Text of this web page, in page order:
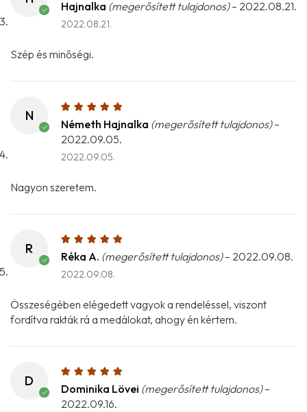
Hajnalka (megerősített tulajdonos) – 2022.08.21.
2022.08.21.
Szép és minőségi.
N
Németh Hajnalka (megerősített tulajdonos) –
2022.09.05.
2022.09.05.
Nagyon szeretem.
R
Réka A. (megerősített tulajdonos) – 2022.09.08.
2022.09.08.
Összeségében elégedett vagyok a rendeléssel, viszont
fordítva rakták rá a medálokat, ahogy én kértem.
D
Dominika Lövei (megerősített tulajdonos) –
2022.09.16.